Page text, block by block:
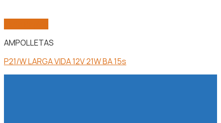
AMPOLLETAS
P21/W LARGA VIDA 12V 21W BA 15s